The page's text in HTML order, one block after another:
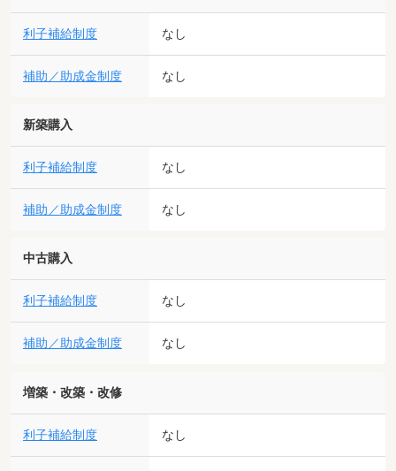
利子補給制度 なし
補助／助成金制度 なし
新築購入
利子補給制度 なし
補助／助成金制度 なし
中古購入
利子補給制度 なし
補助／助成金制度 なし
増築・改築・改修
利子補給制度 なし